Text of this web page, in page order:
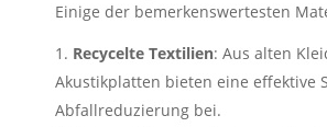
Einige der bemerkenswertesten
Recycelte Textilien: Aus alten
Akustikplatten bieten eine effektive
Abfallreduzierung bei.